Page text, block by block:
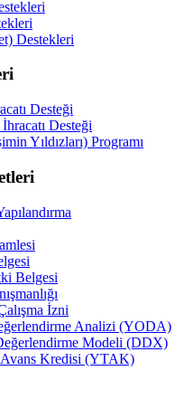
Destekleri
Desteği
Desteği
Yıldızları) Programı
Belgesi
İzni
Analizi (YODA)
Modeli (DDX)
Avans Kredisi (YTAK)